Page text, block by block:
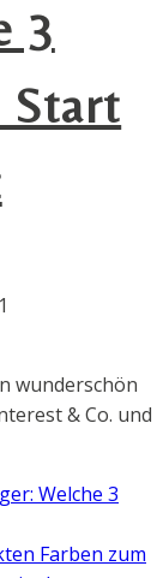
3
Start
wunderschön
& Co. und
Welche 3